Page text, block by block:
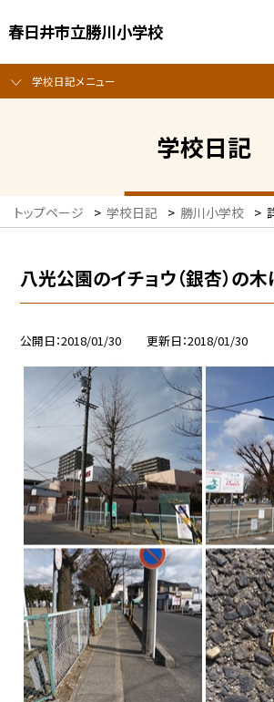
春日井市立勝川小学校
学校日記メニュー
学校日記
トップページ > 学校日記 > 勝川小学校 >
八光公園のイチョウ（銀杏）の
公開日 2018/01/30 更新日 2018/01/30